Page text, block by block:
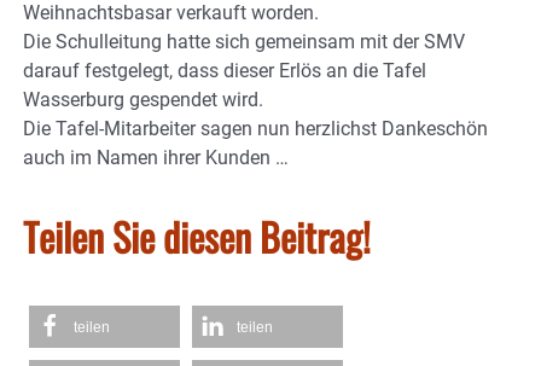
Weihnachtsbasar verkauft worden.
Die Schulleitung hatte sich gemeinsam mit der SMV
darauf festgelegt, dass dieser Erlös an die Tafel
Wasserburg gespendet wird.
Die Tafel-Mitarbeiter sagen nun herzlichst Dankeschön
auch im Namen ihrer Kunden …
Teilen Sie diesen Beitrag!
teilen teilen